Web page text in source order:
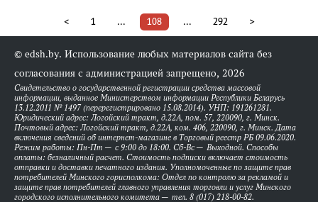
< 1 ... 108 ... 292 >
© edsh.by. Использование любых материалов сайта без
согласования с администрацией запрещено, 2026
Свидетельство о государственной регистрации средства массовой
информации, выданное Министерством информации Республики Беларусь
13.12.2011 № 1497 (перерегистрировано 15.08.2014). УНП: 191261281.
Юридический адрес: Логойский тракт, д.22А, пом. 57, 220090, г. Минск.
Почтовый адрес: Логойский тракт, д.22А, ком. 406, 220090, г. Минск. Дата
включения сведений об интернет-магазине в Торговый реестр РБ 09.06.2020.
Режим работы: Пн-Пт — с 9:00 до 18:00. Сб-Вс — Выходной. Способы
оплаты: безналичный расчет. Стоимость подписки включает стоимость
отправки и доставки печатного издания. Уполномоченные по защите прав
потребителей Минского горисполкома: Отдел по контролю за рекламой и
защите прав потребителей главного управления торговли и услуг Минского
городского исполнительного комитета — тел. 8 (017) 218-00-82.